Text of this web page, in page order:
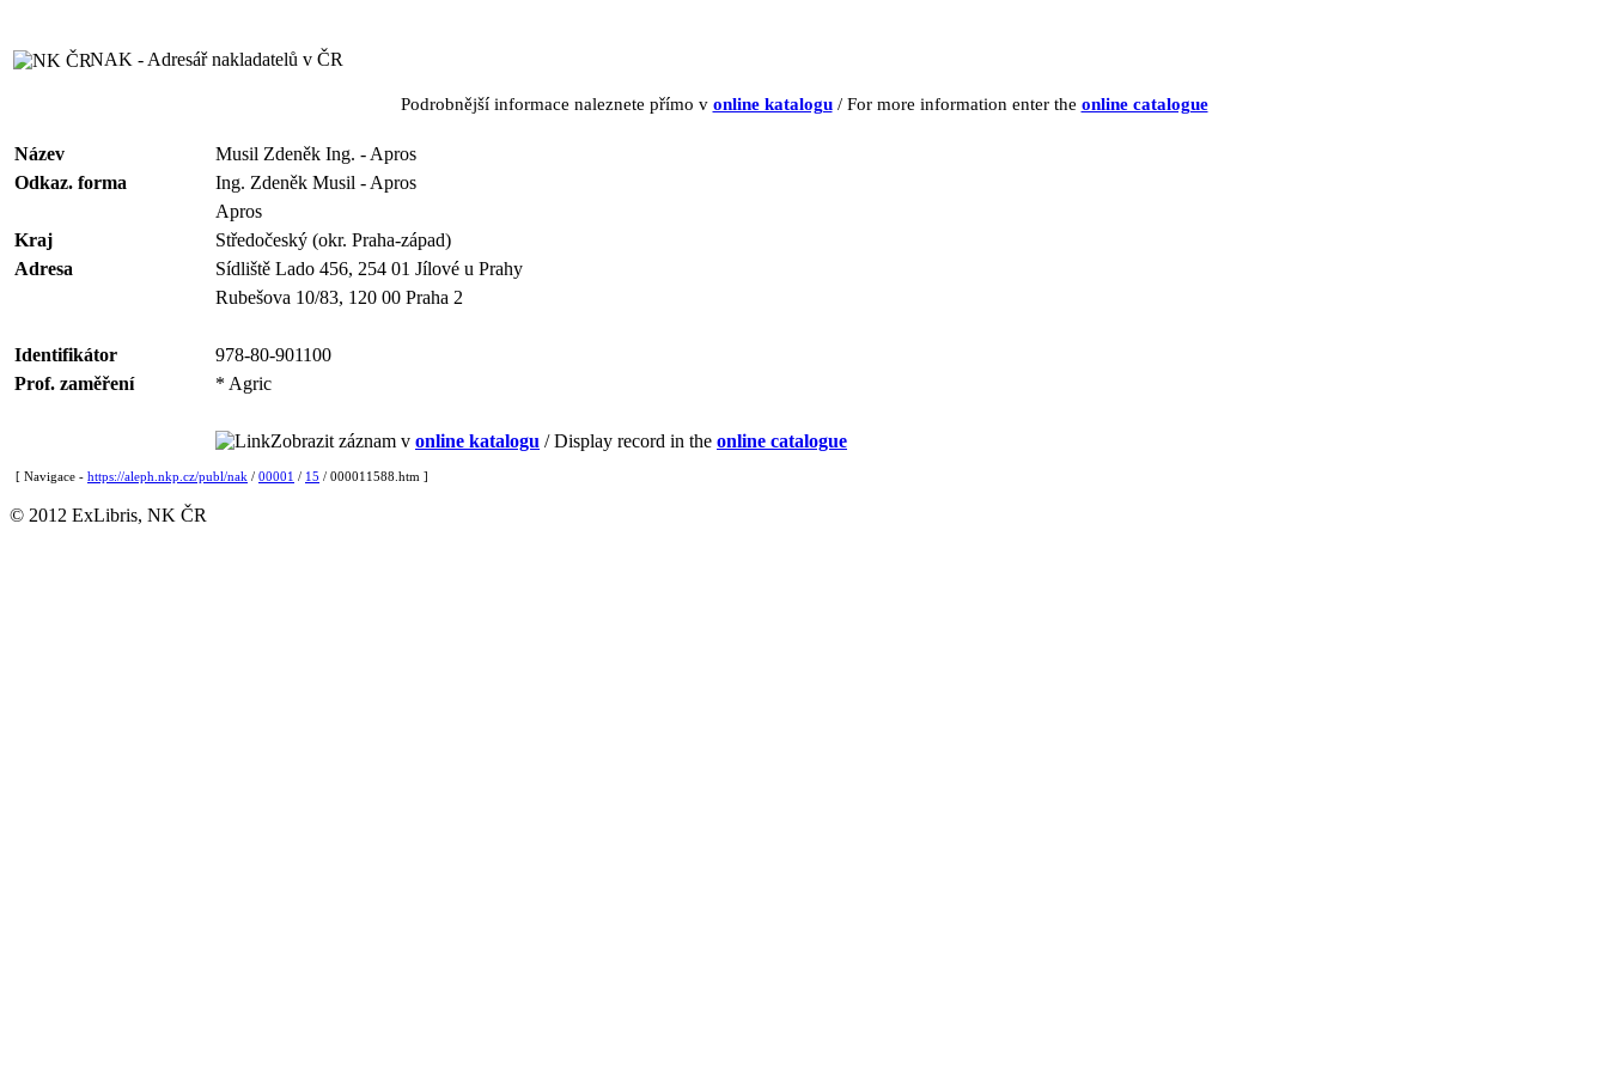
NAK - Adresář nakladatelů v ČR
Podrobnější informace naleznete přímo v online katalogu/ For more information enter the online catalogue
Název
Musil Zdeněk Ing. - Apros
Odkaz. forma
Ing. Zdeněk Musil - Apros
Apros
Kraj
Středočeský (okr. Praha-západ)
Adresa
Sídliště Lado 456, 254 01 Jílové u Prahy
Rubešova 10/83, 120 00 Praha 2
Identifikátor
978-80-901100
Prof. zaměření
* Agric
Zobrazit záznam v online katalogu / Display record in the online catalogue
[ Navigace - https://aleph.nkp.cz/publ/nak / 00001 / 15 / 000011588.htm ]
© 2012 ExLibris, NK ČR